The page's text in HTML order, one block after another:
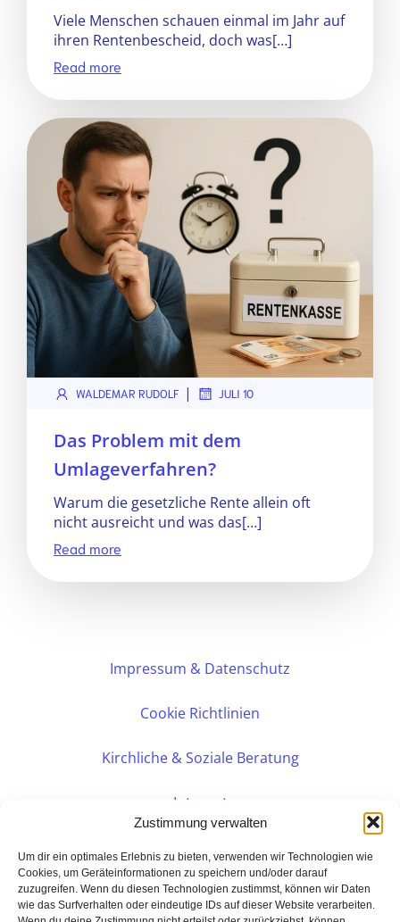
Zustimmung verwalten
Um dir ein optimales Erlebnis zu bieten, verwenden wir Technologien wie
Cookies, um Geräteinformationen zu speichern und/oder darauf
zuzugreifen. Wenn du diesen Technologien zustimmst, können wir Daten
wie das Surfverhalten oder eindeutige IDs auf dieser Website verarbeiten.
Viele Menschen schauen einmal im Jahr auf
ihren Rentenbescheid, doch was[…]
Read more
WALDEMAR RUDOLF | JULI 10
Das Problem mit dem
Umlageverfahren?
Warum die gesetzliche Rente allein oft
nicht ausreicht und was das[…]
Read more
Impressum & Datenschutz
Cookie Richtlinien
Kirchliche & Soziale Beratung
Intranet
PERSÖNLICHE BERATUNG